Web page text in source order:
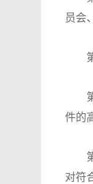
员会
第
第
件的
第
对符